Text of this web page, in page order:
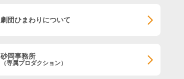
劇団ひまわりについて
砂岡事務所
（専属プロダクション）